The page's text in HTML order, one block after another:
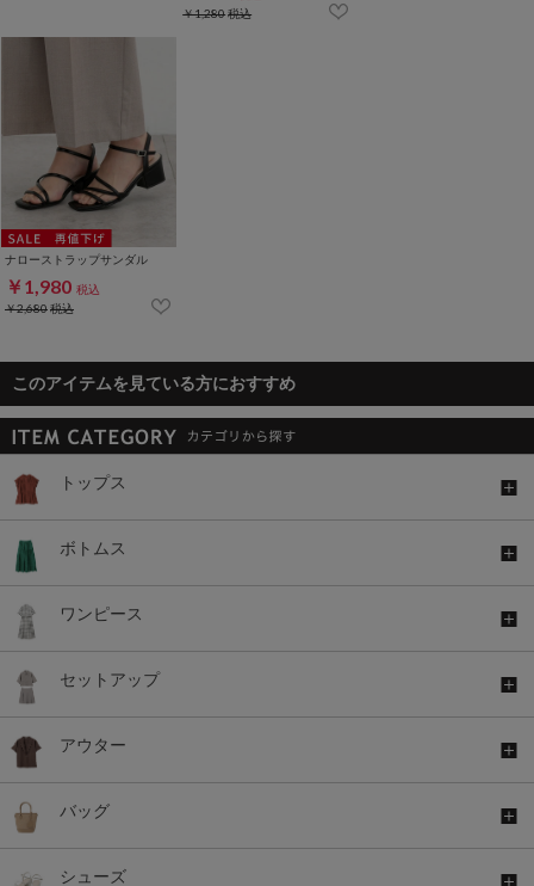
￥1,280税込
ナローストラップサンダル
￥1,980 税込
￥2,680税込
このアイテムを見ている方におすすめ
トップス
ボトムス
ワンピース
セットアップ
アウター
バッグ
シューズ